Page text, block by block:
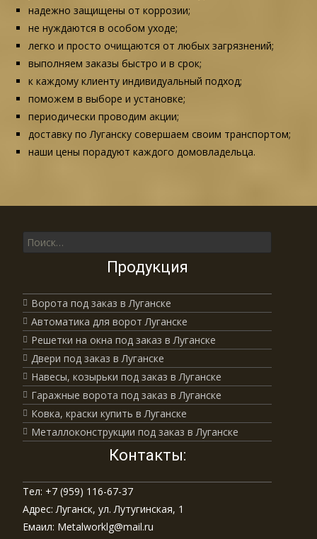
надежно защищены от коррозии;
не нуждаются в особом уходе;
легко и просто очищаются от любых загрязнений;
выполняем заказы быстро и в срок;
к каждому клиенту индивидуальный подход;
поможем в выборе и установке;
периодически проводим акции;
доставку по Луганску совершаем своим транспортом;
наши цены порадуют каждого домовладельца.
Поиск для:
Продукция
Ворота под заказ в Луганске
Автоматика для ворот Луганске
Решетки на окна под заказ в Луганске
Двери под заказ в Луганске
Навесы, козырьки под заказ в Луганске
Гаражные ворота под заказ в Луганске
Ковка, краски купить в Луганске
Металлоконструкции под заказ в Луганске
Контакты:
Тел: +7 (959) 116-67-37
Адрес: Луганск, ул. Лутугинская, 1
Емаил: Metalworklg@mail.ru